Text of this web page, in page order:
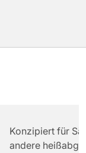
Konzipiert für
andere